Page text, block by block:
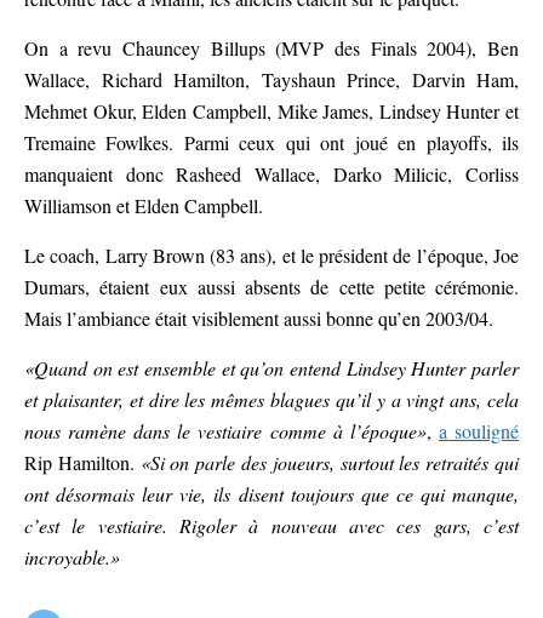
On a revu Chauncey Billups (MVP des Finals 2004), Ben
Wallace, Richard Hamilton, Tayshaun Prince, Darvin Ham,
Mehmet Okur, Elden Campbell, Mike James, Lindsey Hunter et
Tremaine Fowlkes. Parmi ceux qui ont joué en playoffs, ils
manquaient donc Rasheed Wallace, Darko Milicic, Corliss
Williamson et Elden Campbell.
Le coach, Larry Brown (83 ans), et le président de l’époque, Joe
Dumars, étaient eux aussi absents de cette petite cérémonie.
Mais l’ambiance était visiblement aussi bonne qu’en 2003/04.
«Quand on est ensemble et qu’on entend Lindsey Hunter parler
et plaisanter, et dire les mêmes blagues qu’il y a vingt ans, cela
nous ramène dans le vestiaire comme à l’époque», a souligné
Rip Hamilton. «Si on parle des joueurs, surtout les retraités qui
ont désormais leur vie, ils disent toujours que ce qui manque,
c’est le vestiaire. Rigoler à nouveau avec ces gars, c’est
incroyable.»